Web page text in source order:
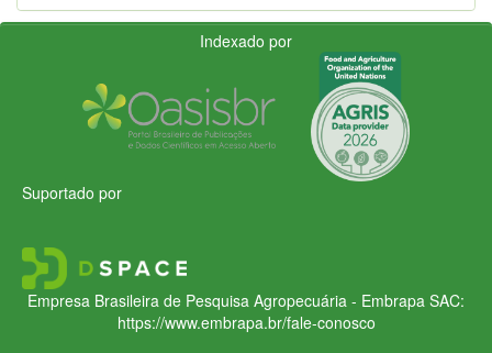
Indexado por
Suportado por
Empresa Brasileira de Pesquisa Agropecuária - Embrapa SAC:
https://www.embrapa.br/fale-conosco